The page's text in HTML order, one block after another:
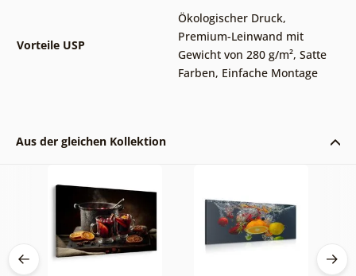
Vorteile USP
Ökologischer Druck,
Premium-Leinwand mit
Gewicht von 280 g/m², Satte
Farben, Einfache Montage
Aus der gleichen Kollektion